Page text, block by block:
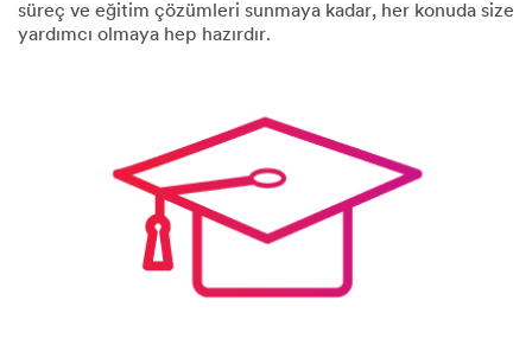
süreç ve eğitim çözümleri sunmaya kadar, her konuda size
yardımcı olmaya hep hazırdır.